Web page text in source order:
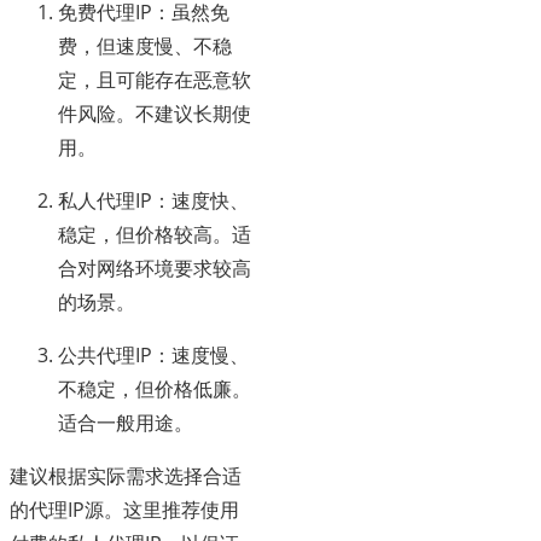
免费代理IP：虽然免
费，但速度慢、不稳
定，且可能存在恶意软
件风险。不建议长期使
用。
私人代理IP：速度快、
稳定，但价格较高。适
合对网络环境要求较高
的场景。
公共代理IP：速度慢、
不稳定，但价格低廉。
适合一般用途。
建议根据实际需求选择合适
的代理IP源。这里推荐使用